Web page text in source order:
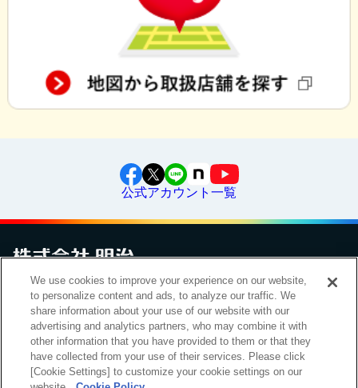
公式アカウント一覧
お問い合わせ サイトマップ個人情報保護について電子公告
アクセシビリティへの対応方針ご利用規約明治グループのDX
Cookie Settings
明治ホールディングス株式会社 （ ｜ 簡体 ）
We use cookies to improve your experience on our website,
to personalize content and ads, to analyze our traffic. We
share information about your use of our website with our
advertising and analytics partners, who may combine it with
other information that you have provided to them or that they
have collected from your use of their services. Please click
[Cookie Settings] to customize your cookie settings on our